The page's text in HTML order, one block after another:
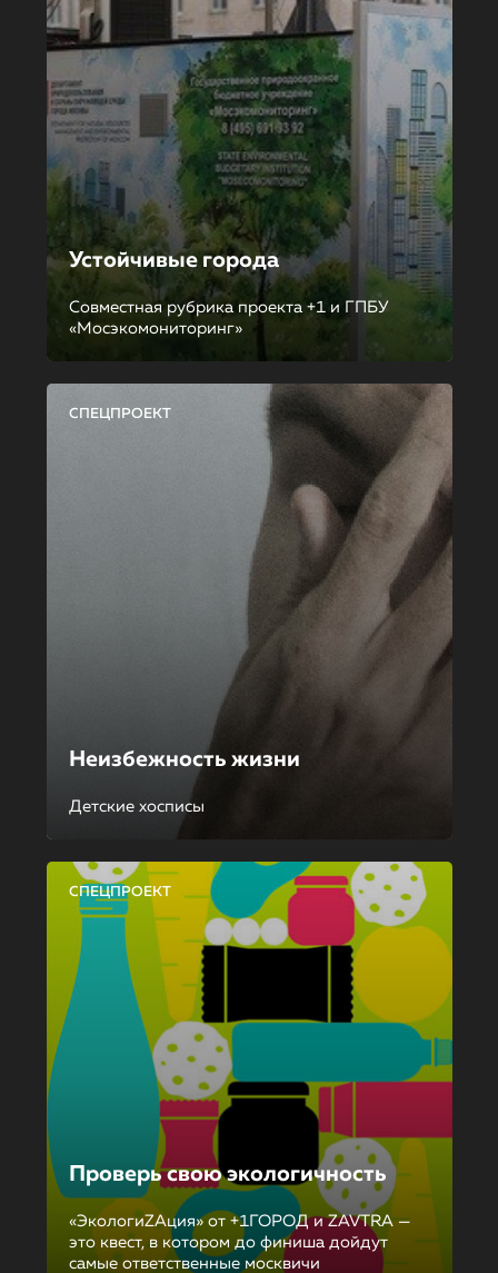
Устойчивые города
Совместная рубрика проекта +1 и ГПБУ
«Мосэкомониторинг»
СПЕЦПРОЕКТ
Неизбежность жизни
Детские хосписы
СПЕЦПРОЕКТ
Проверь свою экологичность
«ЭкологиZAция» от +1ГОРОД и ZAVTRA —
это квест, в котором до финиша дойдут
самые ответственные москвичи